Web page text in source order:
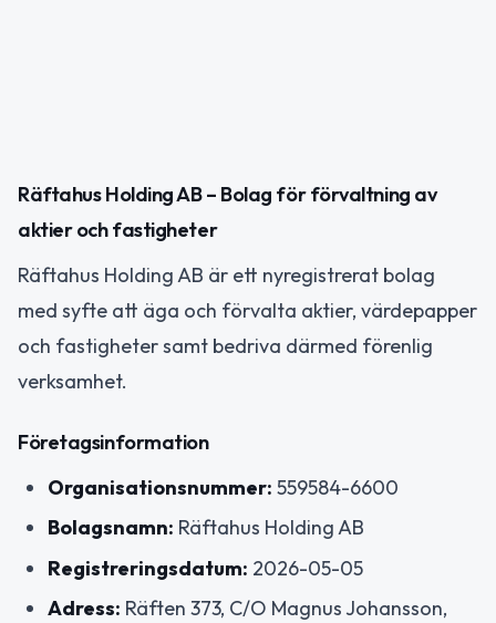
Räftahus Holding AB – Bolag för förvaltning av
aktier och fastigheter
Räftahus Holding AB är ett nyregistrerat bolag
med syfte att äga och förvalta aktier, värdepapper
och fastigheter samt bedriva därmed förenlig
verksamhet.
Företagsinformation
Organisationsnummer: 559584-6600
Bolagsnamn: Räftahus Holding AB
Registreringsdatum: 2026-05-05
Adress: Räften 373, C/O Magnus Johansson,